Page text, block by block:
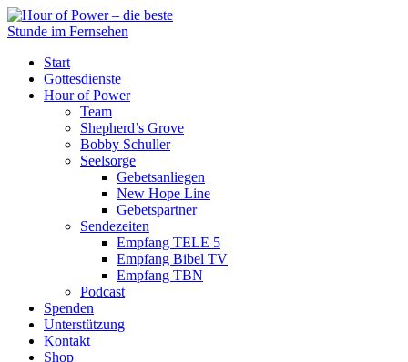
Start
Gottesdienste
Hour of Power
Team
Shepherd’s Grove
Bobby Schuller
Seelsorge
Gebetsanliegen
New Hope Line
Gebetspartner
Sendezeiten
Empfang TELE 5
Empfang Bibel TV
Empfang TBN
Podcast
Spenden
Unterstützung
Kontakt
Shop